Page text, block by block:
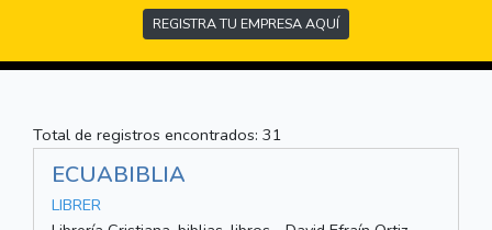
REGISTRA TU EMPRESA AQUÍ
Total de registros encontrados: 31
ECUABIBLIA
LIBRER